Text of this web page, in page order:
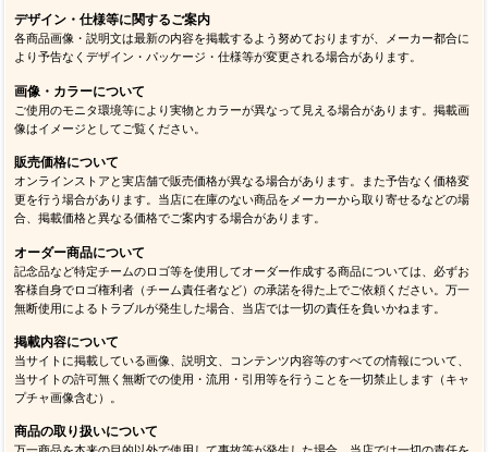
デザイン・仕様等に関するご案内
各商品画像・説明文は最新の内容を掲載するよう努めておりますが、メーカー都合に
より予告なくデザイン・パッケージ・仕様等が変更される場合があります。
画像・カラーについて
ご使用のモニタ環境等により実物とカラーが異なって見える場合があります。掲載画
像はイメージとしてご覧ください。
販売価格について
オンラインストアと実店舗で販売価格が異なる場合があります。また予告なく価格変
更を行う場合があります。当店に在庫のない商品をメーカーから取り寄せるなどの場
合、掲載価格と異なる価格でご案内する場合があります。
オーダー商品について
記念品など特定チームのロゴ等を使用してオーダー作成する商品については、必ずお
客様自身でロゴ権利者（チーム責任者など）の承諾を得た上でご依頼ください。万一
無断使用によるトラブルが発生した場合、当店では一切の責任を負いかねます。
掲載内容について
当サイトに掲載している画像、説明文、コンテンツ内容等のすべての情報について、
当サイトの許可無く無断での使用・流用・引用等を行うことを一切禁止します（キャ
プチャ画像含む）。
商品の取り扱いについて